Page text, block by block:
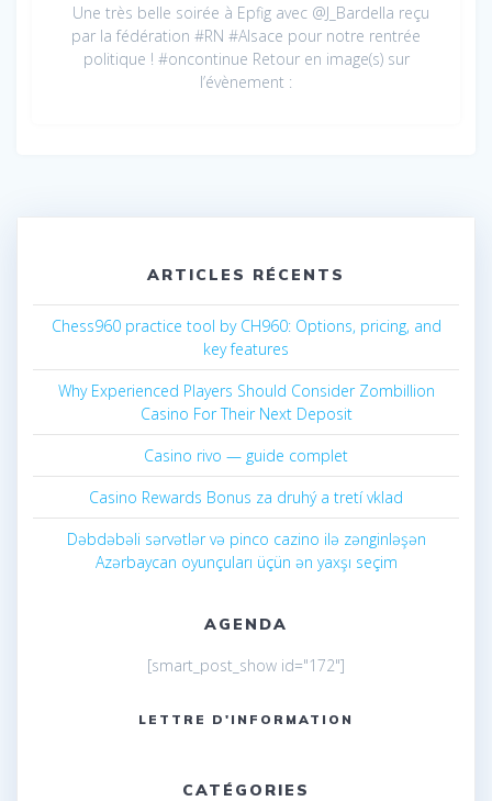
Une très belle soirée à Epfig avec @J_Bardella reçu
par la fédération #RN #Alsace pour notre rentrée
politique ! #oncontinue Retour en image(s) sur
l’évènement :
ARTICLES RÉCENTS
Chess960 practice tool by CH960: Options, pricing, and
key features
Why Experienced Players Should Consider Zombillion
Casino For Their Next Deposit
Casino rivo — guide complet
Casino Rewards Bonus za druhý a tretí vklad
Dəbdəbəli sərvətlər və pinco cazino ilə zənginləşən
Azərbaycan oyunçuları üçün ən yaxşı seçim
AGENDA
[smart_post_show id="172"]
LETTRE D'INFORMATION
CATÉGORIES